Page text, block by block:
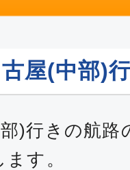
屋(中部)
)行きの航
す。